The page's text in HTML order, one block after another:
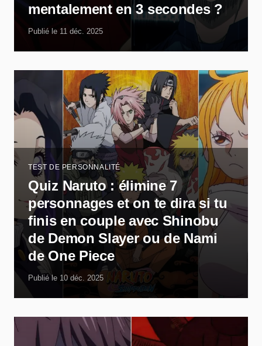
mentalement en 3 secondes ?
Publié le 11 déc. 2025
TEST DE PERSONNALITÉ
Quiz Naruto : élimine 7
personnages et on te dira si tu
finis en couple avec Shinobu
de Demon Slayer ou de Nami
de One Piece
Publié le 10 déc. 2025